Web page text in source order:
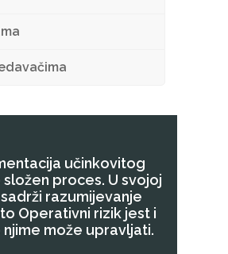
učinkovitog
složen proces. U svojoj
razumijevanje
Operativni rizik jest i
njime može upravljati.